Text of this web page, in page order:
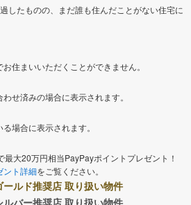
したものの、まだ誰も住んだことがない住宅に
住まいいただくことができません。
せ済みの場合に表示されます。
場合に表示されます。
最大20万円相当PayPayポイントプレゼント！
ント詳細をご覧ください。
ールド推奨店 取り扱い物件
ルバー推奨店 取り扱い物件